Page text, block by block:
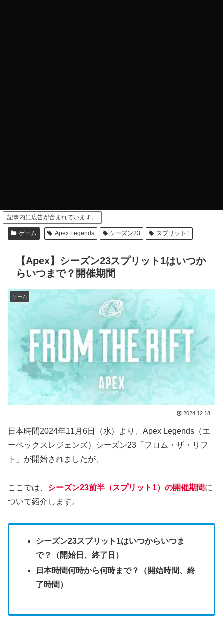
記事内に広告が含まれています。
ゲーム Apex Legends シーズン23 スプリット1
【Apex】シーズン23スプリット1はいつか
らいつまで？開催期間
ゲーム
2024.12.18
日本時間2024年11月6日（水）より、Apex Legends（エ
ーペックスレジェンズ）シーズン23「フロム・ザ・リフ
ト」が開始されましたが、
ここでは、 シーズン23前半（スプリット1）の開催期間に
ついて紹介します。
シーズン23スプリット1はいつからいつま
で？（開始日、終了日）
日本時間何時から何時まで？（開始時間、終
了時間）